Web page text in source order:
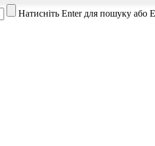
Натисніть Enter для пошуку або